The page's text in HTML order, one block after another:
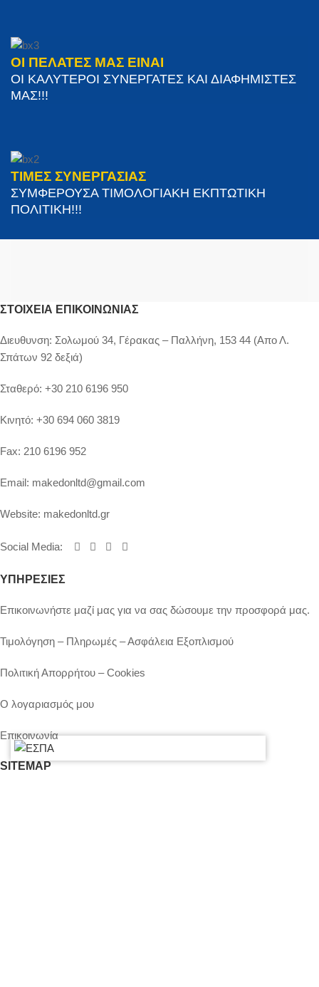
ΟΙ ΠΕΛΑΤΕΣ ΜΑΣ ΕΙΝΑΙ
ΟΙ ΚΑΛΥΤΕΡΟΙ ΣΥΝΕΡΓΑΤΕΣ ΚΑΙ ΔΙΑΦΗΜΙΣΤΕΣ
ΜΑΣ!!!
ΤΙΜΕΣ ΣΥΝΕΡΓΑΣΙΑΣ
ΣΥΜΦΕΡΟΥΣΑ ΤΙΜΟΛΟΓΙΑΚΗ ΕΚΠΤΩΤΙΚΗ
ΠΟΛΙΤΙΚΗ!!!
ΣΤΟΙΧΕΊΑ ΕΠΙΚΟΙΝΩΝΊΑΣ
Διευθυνση: Σολωμού 34, Γέρακας – Παλλήνη, 153 44 (Απο Λ.
Σπάτων 92 δεξιά)
Σταθερό: +30 210 6196 950
Κινητό: +30 694 060 3819
Fax: 210 6196 952
Email: makedonltd@gmail.com
Website: makedonltd.gr
Social Media:
ΥΠΗΡΕΣΙΕΣ
Επικοινωνήστε μαζί μας για να σας δώσουμε την προσφορά μας.
Τιμολόγηση – Πληρωμές – Ασφάλεια Εξοπλισμού
Πολιτική Απορρήτου – Cookies
Ο λογαριασμός μου
Επικοινωνία
SITEMAP